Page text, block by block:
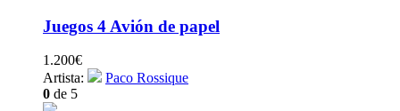
Juegos 4 Avión de papel
1.200€
Artista:
Paco Rossique
0 de 5